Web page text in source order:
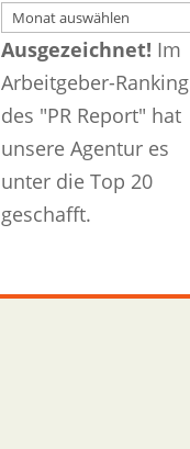
Archiv
Ausgezeichnet! Im
Arbeitgeber-Ranking
des "PR Report" hat
unsere Agentur es
unter die Top 20
geschafft.